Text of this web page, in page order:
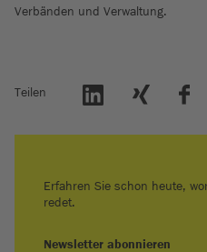
Verbänden und Verwaltung.
Teilen
Erfahren Sie schon heute,
redet.
Newsletter abonnieren